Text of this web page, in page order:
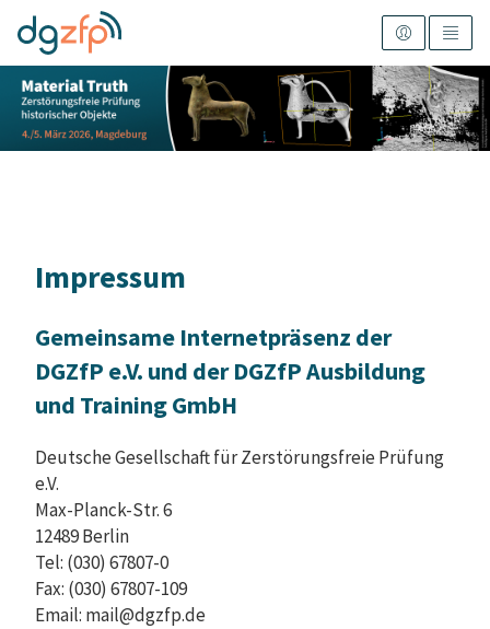
Impressum
Gemeinsame Internetpräsenz der
DGZfP e.V. und der DGZfP Ausbildung
und Training GmbH
Deutsche Gesellschaft für Zerstörungsfreie Prüfung
e.V.
Max-Planck-Str. 6
12489 Berlin
Tel: (030) 67807-0
Fax: (030) 67807-109
Email: mail@dgzfp.de